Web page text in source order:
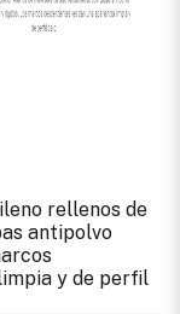
rellenos de
antipolvo
y de perfil